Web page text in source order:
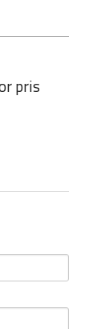
pris